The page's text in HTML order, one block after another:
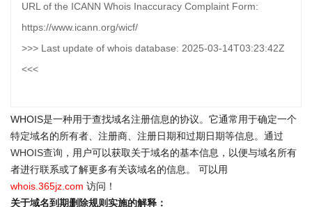
URL of the ICANN Whois Inaccuracy Complaint Form:
https://www.icann.org/wicf/
>>> Last update of whois database: 2025-03-14T03:23:42Z
<<<
WHOIS是一种用于查找域名注册信息的协议。它通常用于确定一个
特定域名的所有者、注册商、注册日期和过期日期等信息。通过
WHOIS查询 ，用户可以获取关于域名的基本信息，以便与域名所有
者进行联系或了解更多有关该域名的信息。 可以用
whois.365jz.com 访问！
关于域名到期删除规则实施的解释：